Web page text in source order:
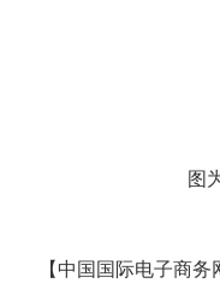
图
【中国国际电子商